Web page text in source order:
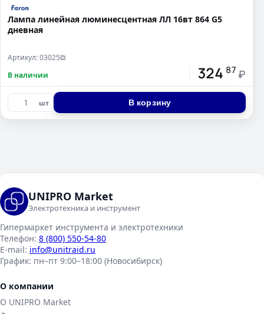
Лампа линейная люминесцентная ЛЛ 16вт 864 G5
дневная
Артикул: 03025⧉
В наличии 324 87 ₽
шт В корзину
UNIPRO Market
Электротехника и инструмент
Гипермаркет инструмента и электротехники
Телефон: 8 (800) 550-54-80
E-mail: info@unitraid.ru
График: пн–пт 9:00–18:00 (Новосибирск)
О компании
О UNIPRO Market